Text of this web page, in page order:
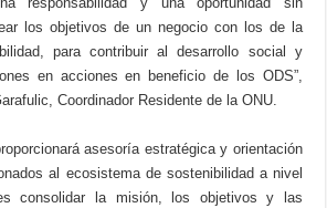
los objetivos de un negocio con los de la
para contribuir al desarrollo social y
en acciones en beneficio de los ODS”,
Coordinador Residente de la ONU.
asesoría estratégica y orientación
al ecosistema de sostenibilidad a nivel
consolidar la misión, los objetivos y las